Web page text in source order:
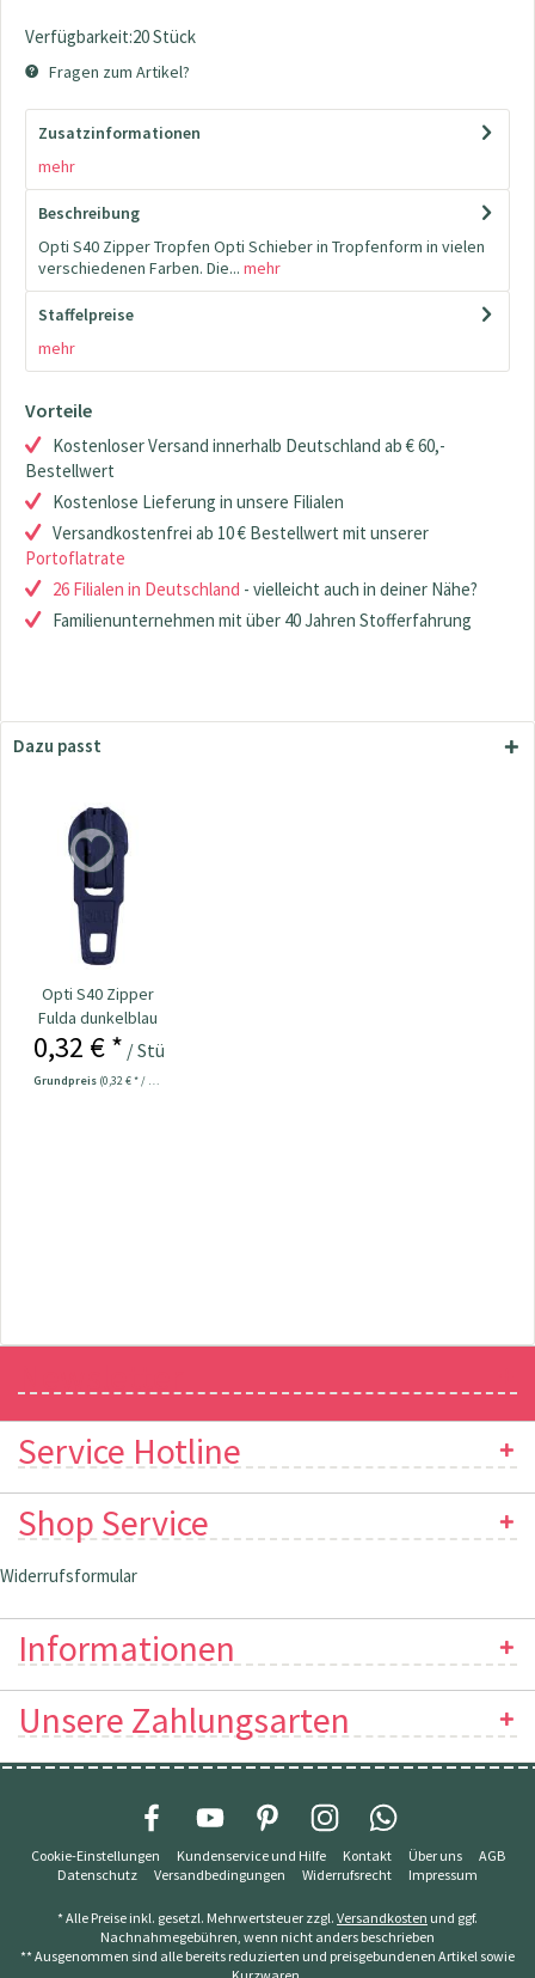
Verfügbarkeit:20 Stück
Fragen zum Artikel?
Zusatzinformationen
mehr
Beschreibung
Opti S40 Zipper Tropfen Opti Schieber in Tropfenform in vielen
verschiedenen Farben. Die... mehr
Staffelpreise
mehr
Vorteile
Kostenloser Versand innerhalb Deutschland ab € 60,-
Bestellwert
Kostenlose Lieferung in unsere Filialen
Versandkostenfrei ab 10 € Bestellwert mit unserer
Portoflatrate
26 Filialen in Deutschland - vielleicht auch in deiner Nähe?
Familienunternehmen mit über 40 Jahren Stofferfahrung
Dazu passt
Opti S40 Zipper
Fulda dunkelblau
0,32 € * / Stück
Grundpreis (0,32 € * / 1 Stück)
Service Hotline
Shop Service
Widerrufsformular
Informationen
Unsere Zahlungsarten
Cookie-Einstellungen Kundenservice und Hilfe Kontakt Über uns
AGB
Datenschutz
Versandbedingungen Widerrufsrecht Impressum
* Alle Preise inkl. gesetzl. Mehrwertsteuer zzgl. Versandkosten und ggf.
Nachnahmegebühren, wenn nicht anders beschrieben
** Ausgenommen sind alle bereits reduzierten und preisgebundenen Artikel sowie